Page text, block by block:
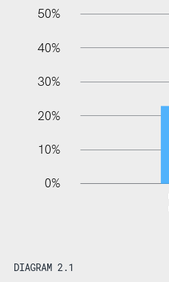
100%
50%
40%
30%
20%
10%
0%
DIAGRAM 2.1